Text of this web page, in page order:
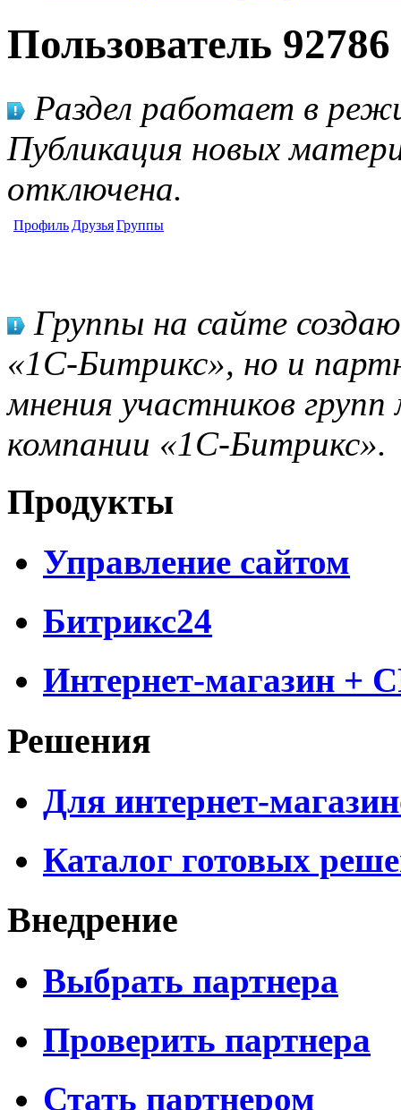
Пользователь 92786
Раздел работает в
Публикация новых
отключена.
Профиль ДрузьяГруппы
Группы на сайте
«1С-Битрикс», но и
мнения участников
компании «1С-Битрикс».
Продукты
Управление сайтом
Битрикс24
Интернет-магазин +
Решения
Для интернет-
Каталог готовых
Внедрение
Выбрать партнера
Проверить партнера
Стать партнером